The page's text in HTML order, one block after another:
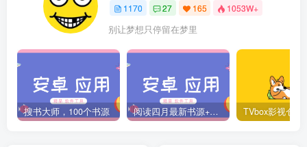
1170 27 165 1053W+
别让梦想只停留在梦里
搜书大师，100个书源 阅读四月最新书源+阅读TTS语音引擎安装教程